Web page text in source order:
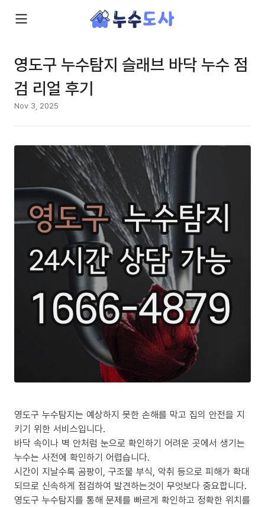
영도구 누수탐지 슬래브 바닥 누수 점
검 리얼 후기
Nov 3, 2025
영도구 누수탐지는 예상하지 못한 손해를 막고 집의 안전을 지
키기 위한 서비스입니다.
바닥 속이나 벽 안처럼 눈으로 확인하기 어려운 곳에서 생기는
누수는 사전에 확인하기 어렵습니다.
시간이 지날수록 곰팡이, 구조물 부식, 악취 등으로 피해가 확대
되므로 신속하게 점검하여 발견하는것이 무엇보다 중요합니다.
영도구 누수탐지를 통해 문제를 빠르게 확인하고 정확한 위치를